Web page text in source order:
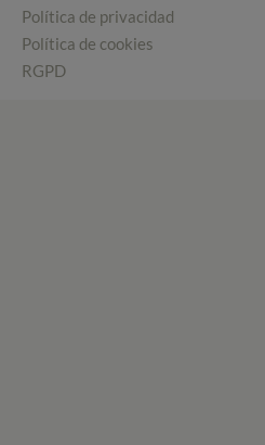
Política de privacidad
Política de cookies
RGPD